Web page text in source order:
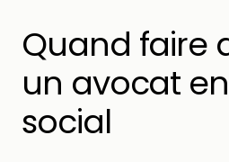
Quand faire
un avocat
social